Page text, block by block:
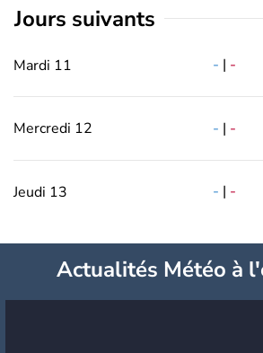
jours suivants
Mardi 11 - | -
Mercredi 12 - | -
Jeudi 13 - | -
Actualités Météo à